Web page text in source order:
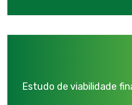
Estudo de viabilidade